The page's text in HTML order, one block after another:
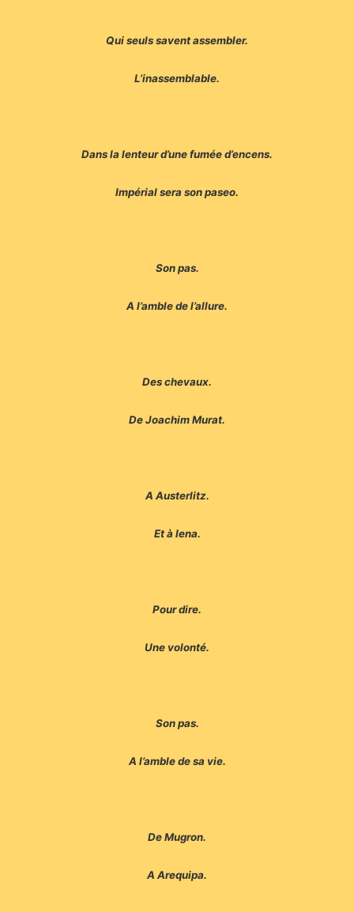
Qui seuls savent assembler.
L’inassemblable.
Dans la lenteur d’une fumée d’encens.
Impérial sera son paseo.
Son pas.
A l’amble de l’allure.
Des chevaux.
De Joachim Murat.
A Austerlitz.
Et à Iena.
Pour dire.
Une volonté.
Son pas.
A l’amble de sa vie.
De Mugron.
A Arequipa.